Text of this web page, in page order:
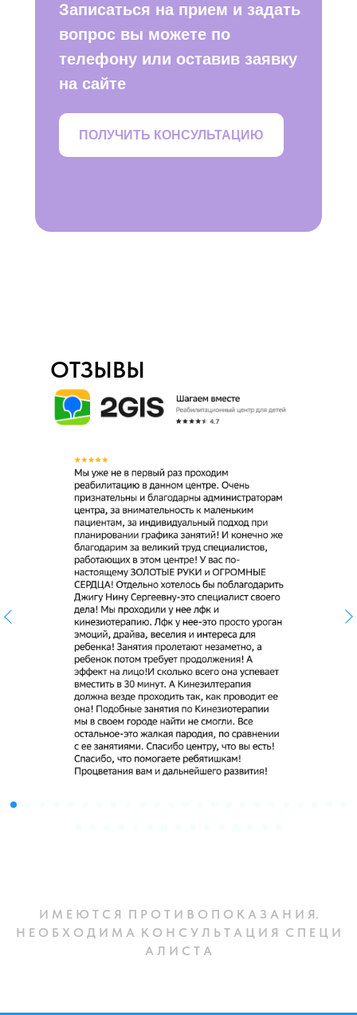
Записаться на прием и задать
вопрос вы можете по
телефону или оставив заявку
на сайте
ПОЛУЧИТЬ КОНСУЛЬТАЦИЮ
ОТЗЫВЫ
И М Е Ю Т С Я П Р О Т И В О П О К А З А Н И Я.
Н Е О Б Х О Д И М А К О Н С У Л Ь Т А Ц И Я С П Е Ц И
А Л И С Т А